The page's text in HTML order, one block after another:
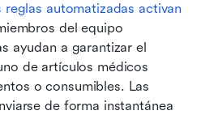
reglas automatizadas activan
del equipo
ayudan a garantizar el
de artículos médicos
o consumibles. Las
de forma instantánea